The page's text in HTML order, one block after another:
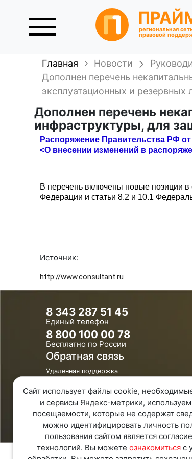
региональная
правовой
Главная Новости
Дополнен перечень
эксплуатационных и резервных
Дополнен перечень
инфраструктуры, для
Распоряжение Правительства РФ от
<О внесении изменений в
В перечень включены новые позиции
Федерации и статьи 8.2 и 10.1
Источник:
http://www.consultant.ru
8 343 287 51 45
Единый телефон
8 800 100 00 78
Бесплатно по России
Обратная связь
Удаленная поддержка
Политика обработки персональных
данных
Карта Сайта
Сайт использует файлы cookie,
и сервисы Яндекс-метрики,
посещаемости, которые не содержат
можно идентифицировать личность
пользования сайтом является
технологий. Вы можете ознакомитьсяс